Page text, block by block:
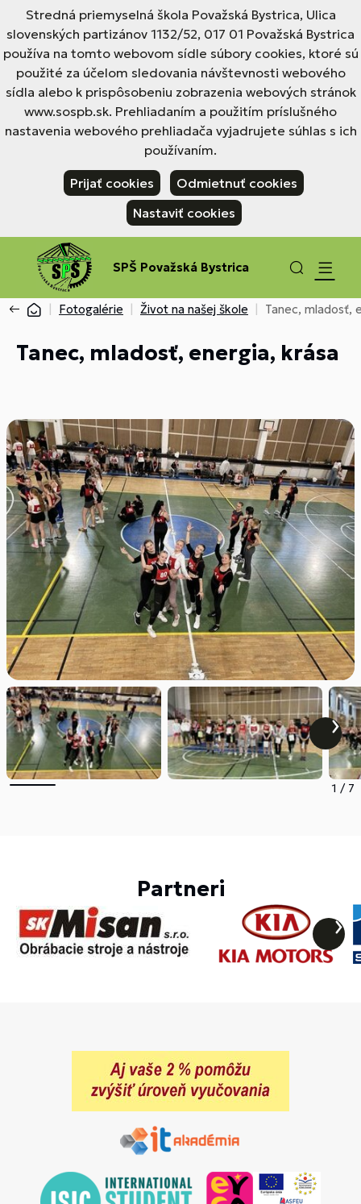
Stredná priemyselná škola Považská Bystrica, Ulica
slovenských partizánov 1132/52, 017 01 Považská Bystrica
používa na tomto webovom sídle súbory cookies, ktoré sú
použité za účelom sledovania návštevnosti webového
sídla alebo k prispôsobeniu zobrazenia webových stránok
www.sospb.sk. Prehliadaním a použitím príslušného
nastavenia webového prehliadača vyjadrujete súhlas s ich
používaním.
Prijať cookies
Odmietnuť cookies
Nastaviť cookies
SPŠ Považská Bystrica
Fotogalérie Život na našej škole Tanec, mladosť,
Tanec, mladosť, energia, krása
1 / 7
Partneri